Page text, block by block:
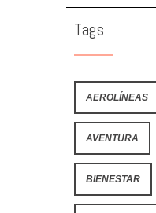
Tags
AEROLÍNEAS
AVENTURA
BIENESTAR